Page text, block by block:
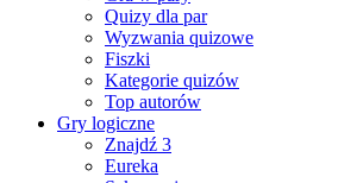
Quizy dla par
Wyzwania quizowe
Fiszki
Kategorie quizów
Top autorów
Gry logiczne
Znajdź 3
Eureka